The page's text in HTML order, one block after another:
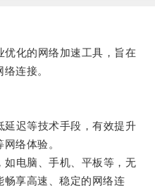
化的网络加速工具，旨在
连接。
迟等技术手段，有效提升
络体验。
电脑、手机、平板等，无
畅享高速、稳定的网络连